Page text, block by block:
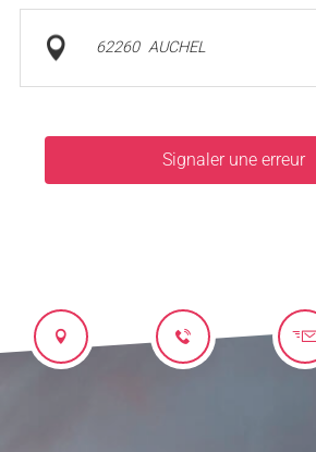
62260 AUCHEL
Signaler une erreur